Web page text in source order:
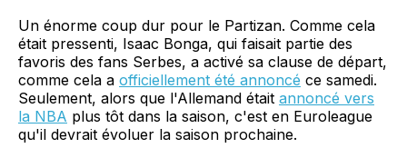
Un énorme coup dur pour le Partizan. Comme cela
était pressenti, Isaac Bonga, qui faisait partie des
favoris des fans Serbes, a activé sa clause de départ,
comme cela a officiellement été annoncé ce samedi.
Seulement, alors que l'Allemand était annoncé vers
la NBA plus tôt dans la saison, c'est en Euroleague
qu'il devrait évoluer la saison prochaine.